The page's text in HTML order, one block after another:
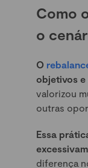
Como
o
O
objetivos e
valorizou
outras
Essa
diferença